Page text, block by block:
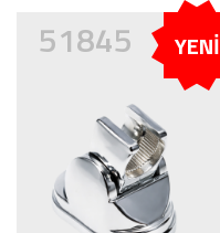
51845 YENİ